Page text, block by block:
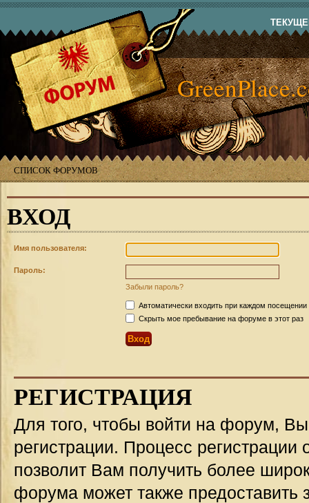
СПИСОК ФОРУМОВ
ВХОД
Имя пользователя:
Пароль:
Забыли пароль?
Автоматически входить при каждом посещении
Скрыть мое пребывание на форуме в этот раз
РЕГИСТРАЦИЯ
Для того, чтобы войти на форум,
регистрации. Процесс регистрации
позволит Вам получить более
форума может также предоставить